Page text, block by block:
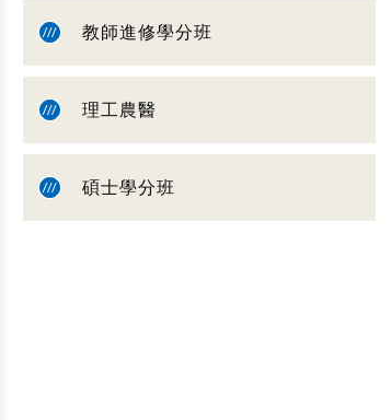
教師進修學分班
理工農醫
碩士學分班